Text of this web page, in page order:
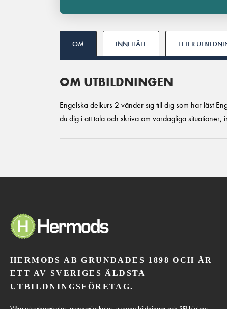
OM INNEHÅLL EFTER
OM UTBILDNINGEN
Engelska delkurs 2 vänder sig till dig som har läst
du dig i att tala och skriva om vardagliga
HERMODS AB GRUNDADES 1898 OCH ÄR
ETT AV SVERIGES ÄLDSTA
UTBILDNINGSFÖRETAG.